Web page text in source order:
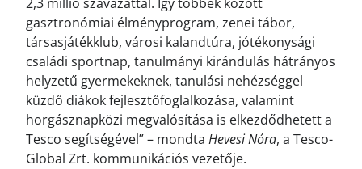
gasztronómiai élményprogram, zenei tábor,
társasjátékklub, városi kalandtúra, jótékonysági
családi sportnap, tanulmányi kirándulás hátrányos
helyzetű gyermekeknek, tanulási nehézséggel
küzdő diákok fejlesztőfoglalkozása, valamint
horgásznapközi megvalósítása is elkezdődhetett a
Tesco segítségével” – mondtaHevesi Nóra, a Tesco-
Global Zrt. kommunikációs vezetője.